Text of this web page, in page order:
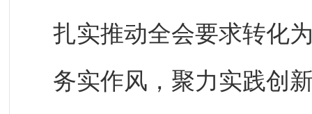
扎实推动全会要求转化
务实作风，聚力实践创